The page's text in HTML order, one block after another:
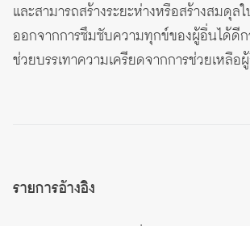
และสามารถสร้างระยะห่างหรือสร้างสมดุล
ออกจากการซึมซับความทุกข์ของผู้อื่นได้ดี
ช่วยบรรเทาความเครียดจากการช่วยเหลือ
รายการอ้างอิง